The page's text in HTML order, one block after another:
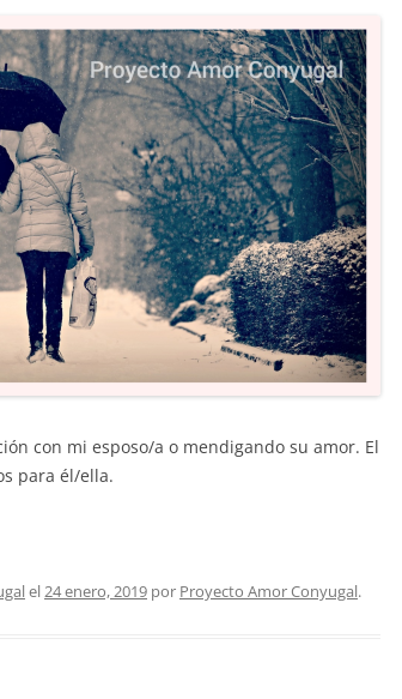
con mi esposo/a o mendigando su amor. El
para él/ella.
el24 enero, 2019 por Proyecto Amor Conyugal.